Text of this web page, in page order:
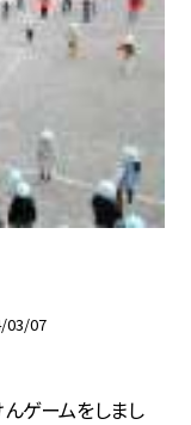
03/07
ゲームをしまし